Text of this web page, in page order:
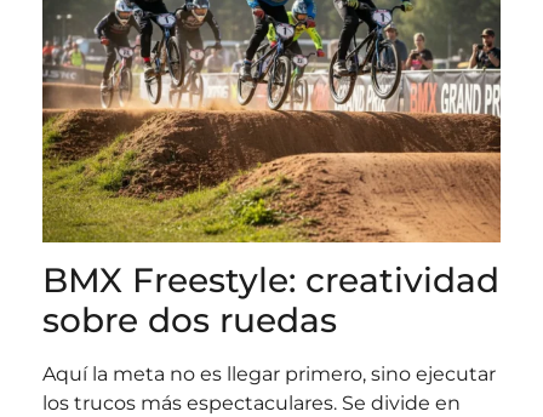
BMX Freestyle: creatividad
sobre dos ruedas
Aquí la meta no es llegar primero, sino ejecutar
los trucos más espectaculares. Se divide en